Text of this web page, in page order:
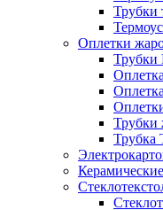
Трубки
Оплетки
Трубки
Трубка